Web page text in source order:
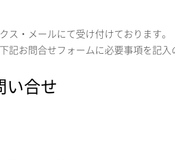
ス・メールにて受け付けております。
記お問合せフォームに必要事項を記入
い合せ